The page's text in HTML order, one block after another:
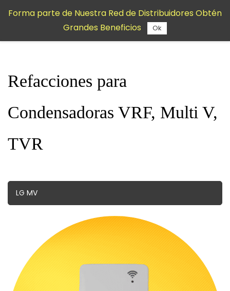
contenido
Refacciones para
Condensadoras VRF, Multi V,
TVR
LG MV
Forma parte de Nuestra Red de Distribuidores Obtén
Grandes Beneficios
Ok